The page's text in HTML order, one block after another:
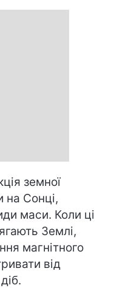
земної
на Сонці,
маси. Коли ці
Землі,
магнітного
від